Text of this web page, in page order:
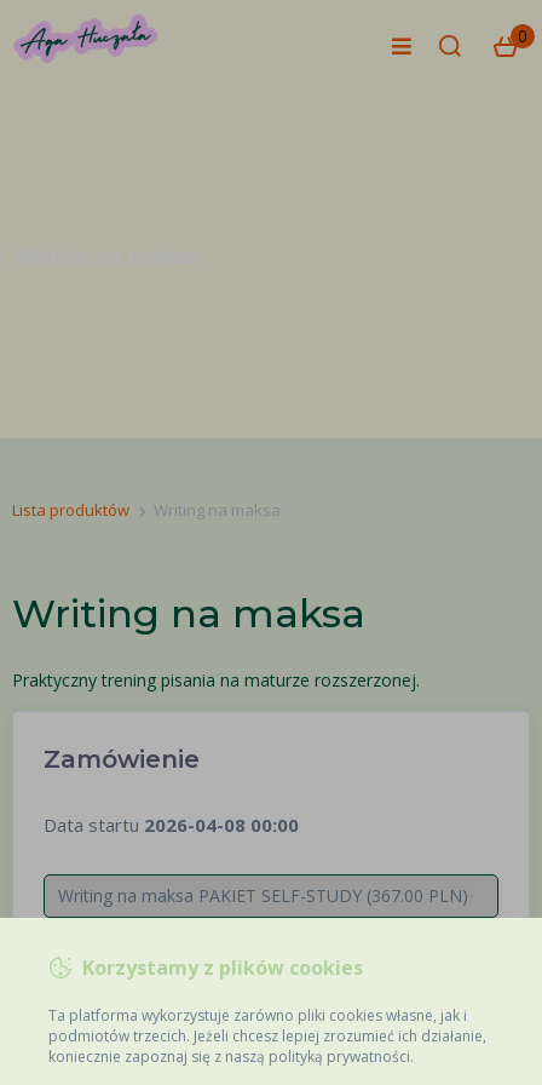
0
Lista produktów Writing na maksa
Writing na maksa
Praktyczny trening pisania na maturze rozszerzonej.
Zamówienie
Data startu 2026-04-08 00:00
OD 367,00 PLN
SPRZEDAŻ WYŁĄCZONA
Korzystamy z plików cookies
Ta platforma wykorzystuje zarówno pliki cookies własne, jak i
podmiotów trzecich. Jeżeli chcesz lepiej zrozumieć ich działanie,
koniecznie zapoznaj się z naszą polityką prywatności.